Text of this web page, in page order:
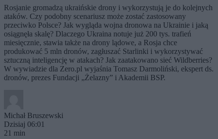
Rosjanie gromadzą ukraińskie drony i wykorzystują je do kolejnych
ataków. Czy podobny scenariusz może zostać zastosowany
przeciwko Polsce? Jak wygląda wojna dronowa na Ukrainie i jaką
osiągnęła skalę? Dlaczego Ukraina notuje już 200 tys. trafień
miesięcznie, stawia także na drony lądowe, a Rosja chce
produkować 5 mln dronów, zagłuszać Starlinki i wykorzystywać
sztuczną inteligencję w atakach? Jak zaatakowano sieć Wildberries?
W wywiadzie dla Zero.pl wyjaśnia Tomasz Darmoliński, ekspert ds.
dronów, prezes Fundacji „Żelazny” i Akademii BSP.
Michał Bruszewski
Dzisiaj 06:01
21 min